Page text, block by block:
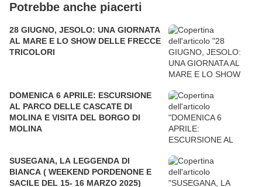
Potrebbe anche piacerti
28 GIUGNO, JESOLO: UNA GIORNATA
AL MARE E LO SHOW DELLE FRECCE
TRICOLORI
DOMENICA 6 APRILE: ESCURSIONE
AL PARCO DELLE CASCATE DI
MOLINA E VISITA DEL BORGO DI
MOLINA
SUSEGANA, LA LEGGENDA DI
BIANCA ( WEEKEND PORDENONE E
SACILE DEL 15- 16 MARZO 2025)